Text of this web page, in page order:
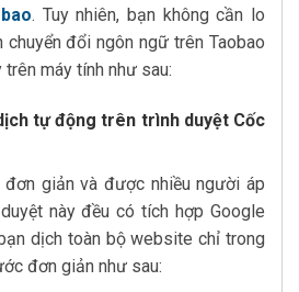
. Tuy nhiên, bạn không cần lo
chuyển đổi ngôn ngữ trên Taobao
máy tính như sau:
tự động trên trình duyệt Cốc
giản và được nhiều người áp
này đều có tích hợp Google
dịch toàn bộ website chỉ trong
đơn giản như sau: